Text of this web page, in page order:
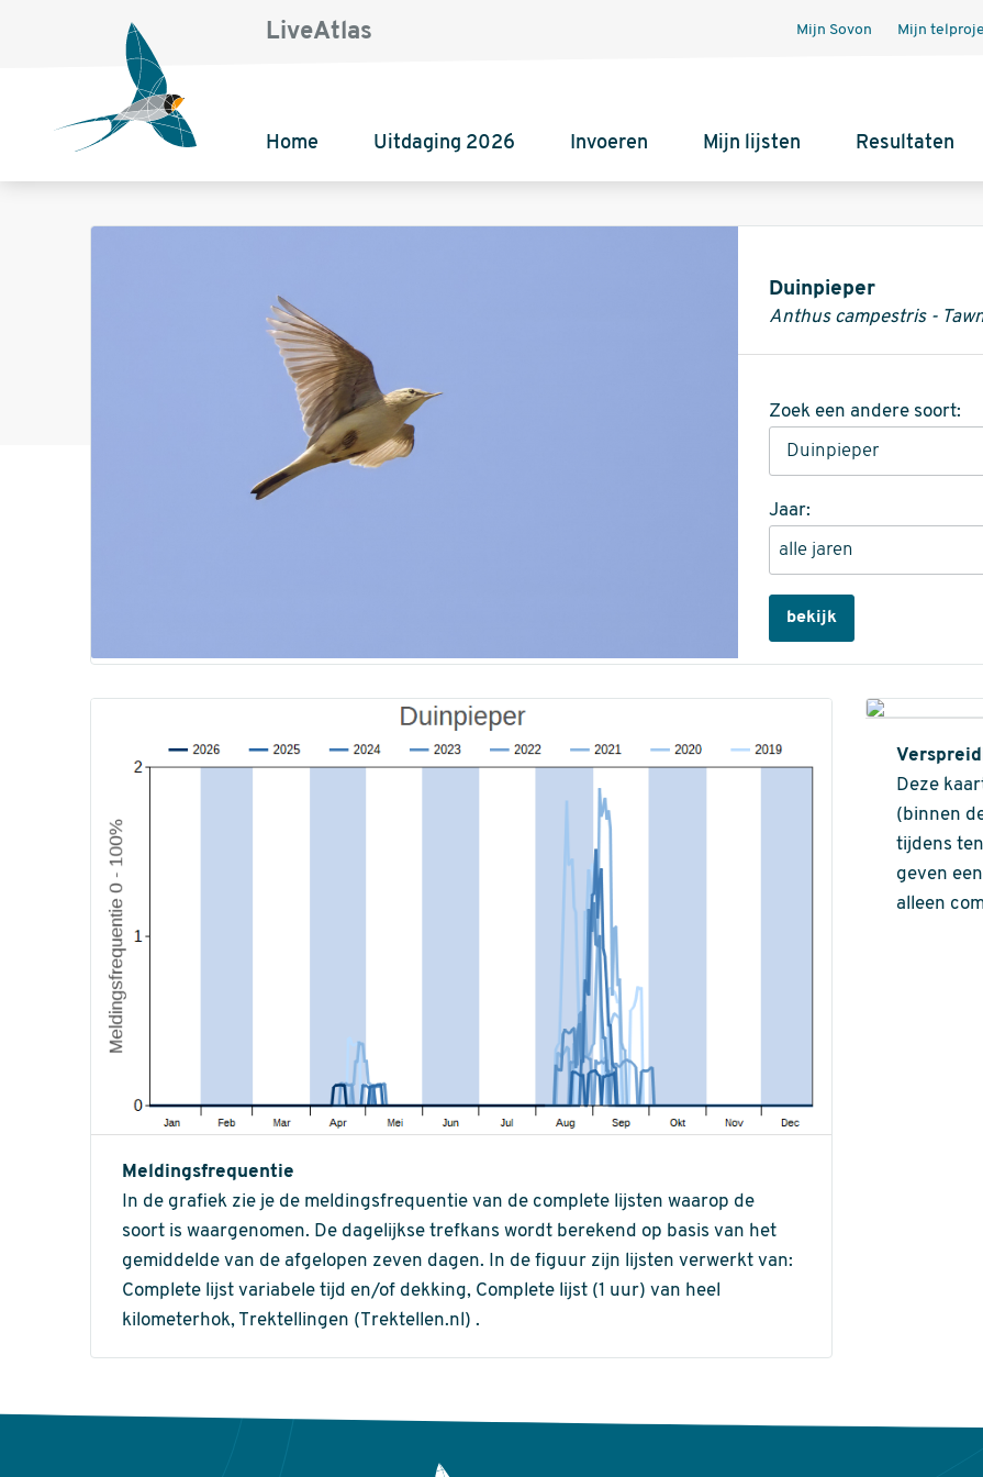
LiveAtlas Mijn Sovon Mijn
Home Uitdaging 2026 Invoeren Mijn lijsten Resultaten
Informatie
Duinpieper
Anthus campestris -
Zoek een andere soort:
Jaar:
bekijk
Meldingsfrequentie
In de grafiek zie je de meldingsfrequentie van de complete lijsten waarop de
soort is waargenomen. De dagelijkse trefkans wordt berekend op basis van het
gemiddelde van de afgelopen zeven dagen. In de figuur zijn lijsten verwerkt van:
Complete lijst variabele tijd en/of dekking, Complete lijst (1 uur) van heel
kilometerhok, Trektellingen (Trektellen.nl) .
Deze
(binnen
tijdens
geven
alleen